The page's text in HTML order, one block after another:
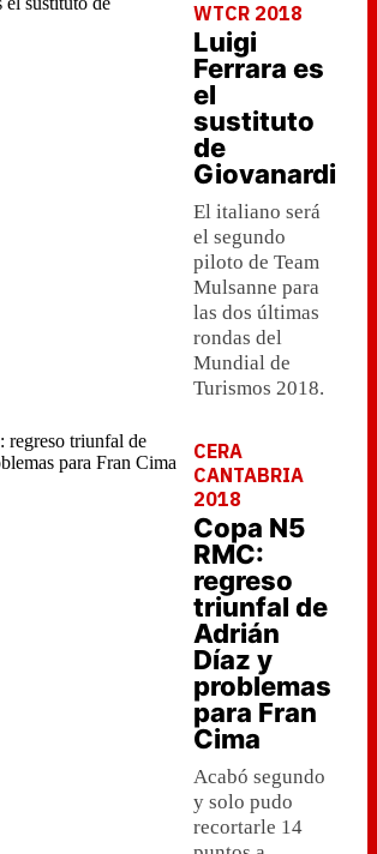
WTCR 2018
Luigi
Ferrara es
el
sustituto
de
Giovanardi
El italiano será
el segundo
piloto de Team
Mulsanne para
las dos últimas
rondas del
Mundial de
Turismos 2018.
CERA
CANTABRIA
2018
Copa N5
RMC:
regreso
triunfal de
Adrián
Díaz y
problemas
para Fran
Cima
Acabó segundo
y solo pudo
recortarle 14